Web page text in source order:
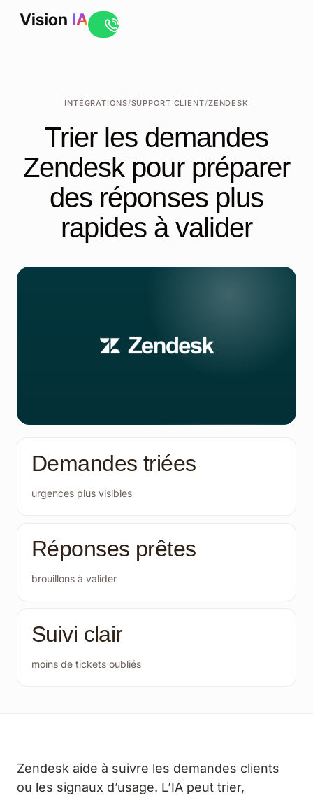
Ouvrir le live chat
INTÉGRATIONS/SUPPORT CLIENT/ZENDESK
Trier les demandes
Zendesk pour préparer
des réponses plus
rapides à valider
Demandes triées
urgences plus visibles
Réponses prêtes
brouillons à valider
Suivi clair
moins de tickets oubliés
Zendesk aide à suivre les demandes clients
ou les signaux d’usage. L’IA peut trier,